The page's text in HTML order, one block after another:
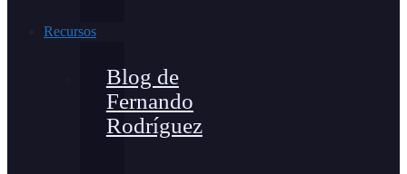
Recursos
Blog de
Fernando
Rodríguez